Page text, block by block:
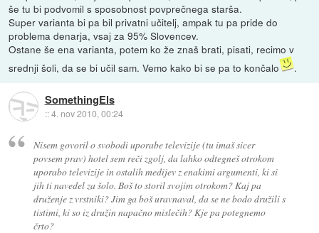
še tu bi podvomil s sposobnost povprečnega starša.
Super varianta bi pa bil privatni učitelj, ampak tu pa pride do
problema denarja, vsaj za 95% Slovencev.
Ostane še ena varianta, potem ko že znaš brati, pisati, recimo v
srednji šoli, da se bi učil sam. Vemo kako bi se pa to končalo
.
SomethingEls
::4. nov 2010, 00:24
Nisem govoril o svobodi uporabe televizije (tu imaš sicer
povsem prav) hotel sem reči zgolj, da lahko odtegneš otrokom
uporabo televizije in ostalih medijev z enakimi argumenti, ki si
jih ti navedel za šolo. Boš to storil svojim otrokom? Kaj pa
druženje z vrstniki? Jim ga boš uravnaval, da se ne bodo družili s
tistimi, ki so iz družin napačno mislečih? Kje pa potegnemo
črto?